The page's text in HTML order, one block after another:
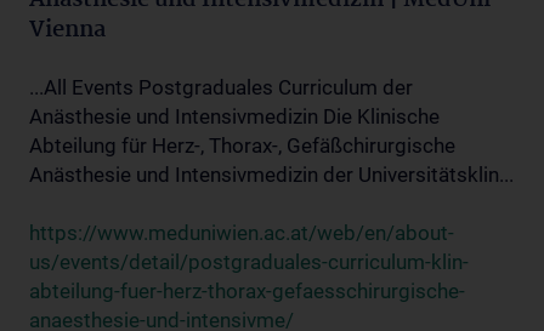
Vienna
...All Events Postgraduales Curriculum der
Anästhesie und Intensivmedizin Die Klinische
Abteilung für Herz-, Thorax-, Gefäßchirurgische
Anästhesie und Intensivmedizin der Universitätsklin...
https://www.meduniwien.ac.at/web/en/about-
us/events/detail/postgraduales-curriculum-klin-
abteilung-fuer-herz-thorax-gefaesschirurgische-
anaesthesie-und-intensivme/